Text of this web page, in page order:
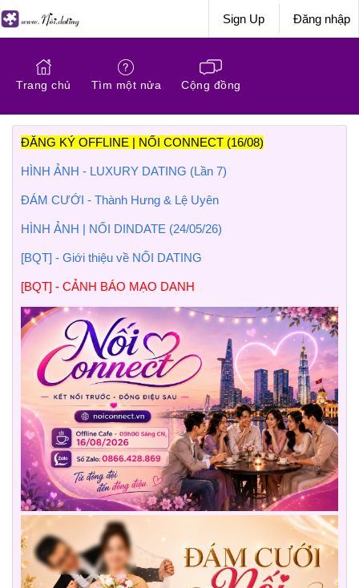
Sign Up Đăng nhập
Trang chủ Tìm một nửa Cộng đồng
ĐĂNG KÝ OFFLINE | NỐI CONNECT (16/08)
HÌNH ẢNH - LUXURY DATING (Lần 7)
ĐÁM CƯỚI - Thành Hưng & Lệ Uyên
HÌNH ẢNH | NỐI DINDATE (24/05/26)
[BQT] - Giới thiệu về NỐI DATING
[BQT] - CẢNH BÁO MẠO DANH